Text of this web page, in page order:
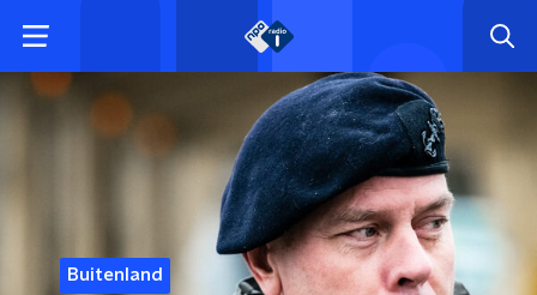
Buitenland